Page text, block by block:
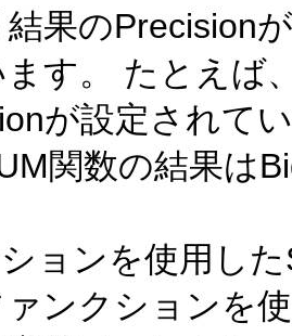
結果のPrecision
ます。 たとえば
が設定されて
関数の結果は
ョンを使用し
ンクションを